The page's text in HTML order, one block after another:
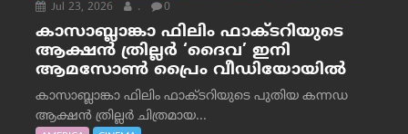
Jul 23, 2026 . 0
കാസാബ്ലാങ്കാ ഫിലിം ഫാക്ടറിയുടെ
ആക്ഷൻ ത്രില്ലർ ‘ദൈവ’ ഇനി
ആമസോൺ പ്രൈം വീഡിയോയിൽ
കാസാബ്ലാങ്കാ ഫിലിം ഫാക്ടറിയുടെ പുതിയ കന്നഡ
ആക്ഷൻ ത്രില്ലർ ചിത്രമായ...